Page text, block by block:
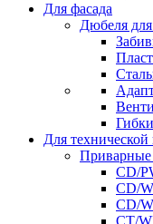
Для фасада
Дюбеля
Для технической
CD/
CD/
CD/
CT/